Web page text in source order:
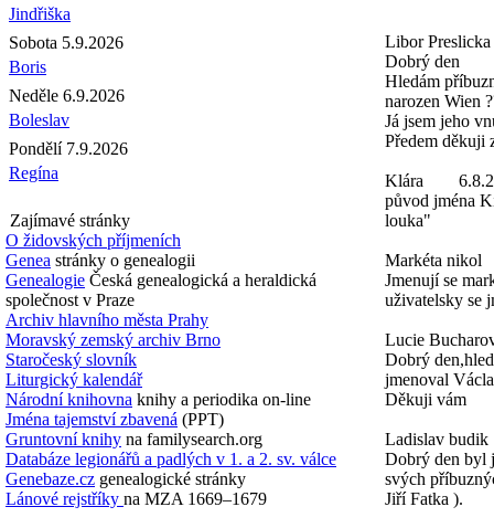
Jindřiška
Sobota 5.9.2026
Boris
Neděle 6.9.2026
Boleslav
Pondělí 7.9.2026
Regína
Zajímavé stránky
O židovských příjmeních
Genea stránky o genealogii
Genealogie Česká genealogická a heraldická
společnost v Praze
Archiv hlavního města Prahy
Moravský zemský archiv Brno
Staročeský slovník
Liturgický kalendář
Národní knihovna knihy a periodika on-line
Jména tajemství zbavená (PPT)
Gruntovní knihy na familysearch.org
Databáze legionářů a padlých v 1. a 2. sv. válce
Genebaze.cz genealogické stránky
Lánové rejstříky na MZA 1669–1679
Libor Preslicka
Dobrý den
Hledám
narozen Wien
Já jsem jeho
Předem děkuji
Klára
původ jména
louka"
Markéta nikol
Jmenují se
uživatelsky se
Lucie
Dobrý
jmenoval
Děkuji vám
Ladislav budik
Dobrý den byl
svých
Jiří Fatka ).